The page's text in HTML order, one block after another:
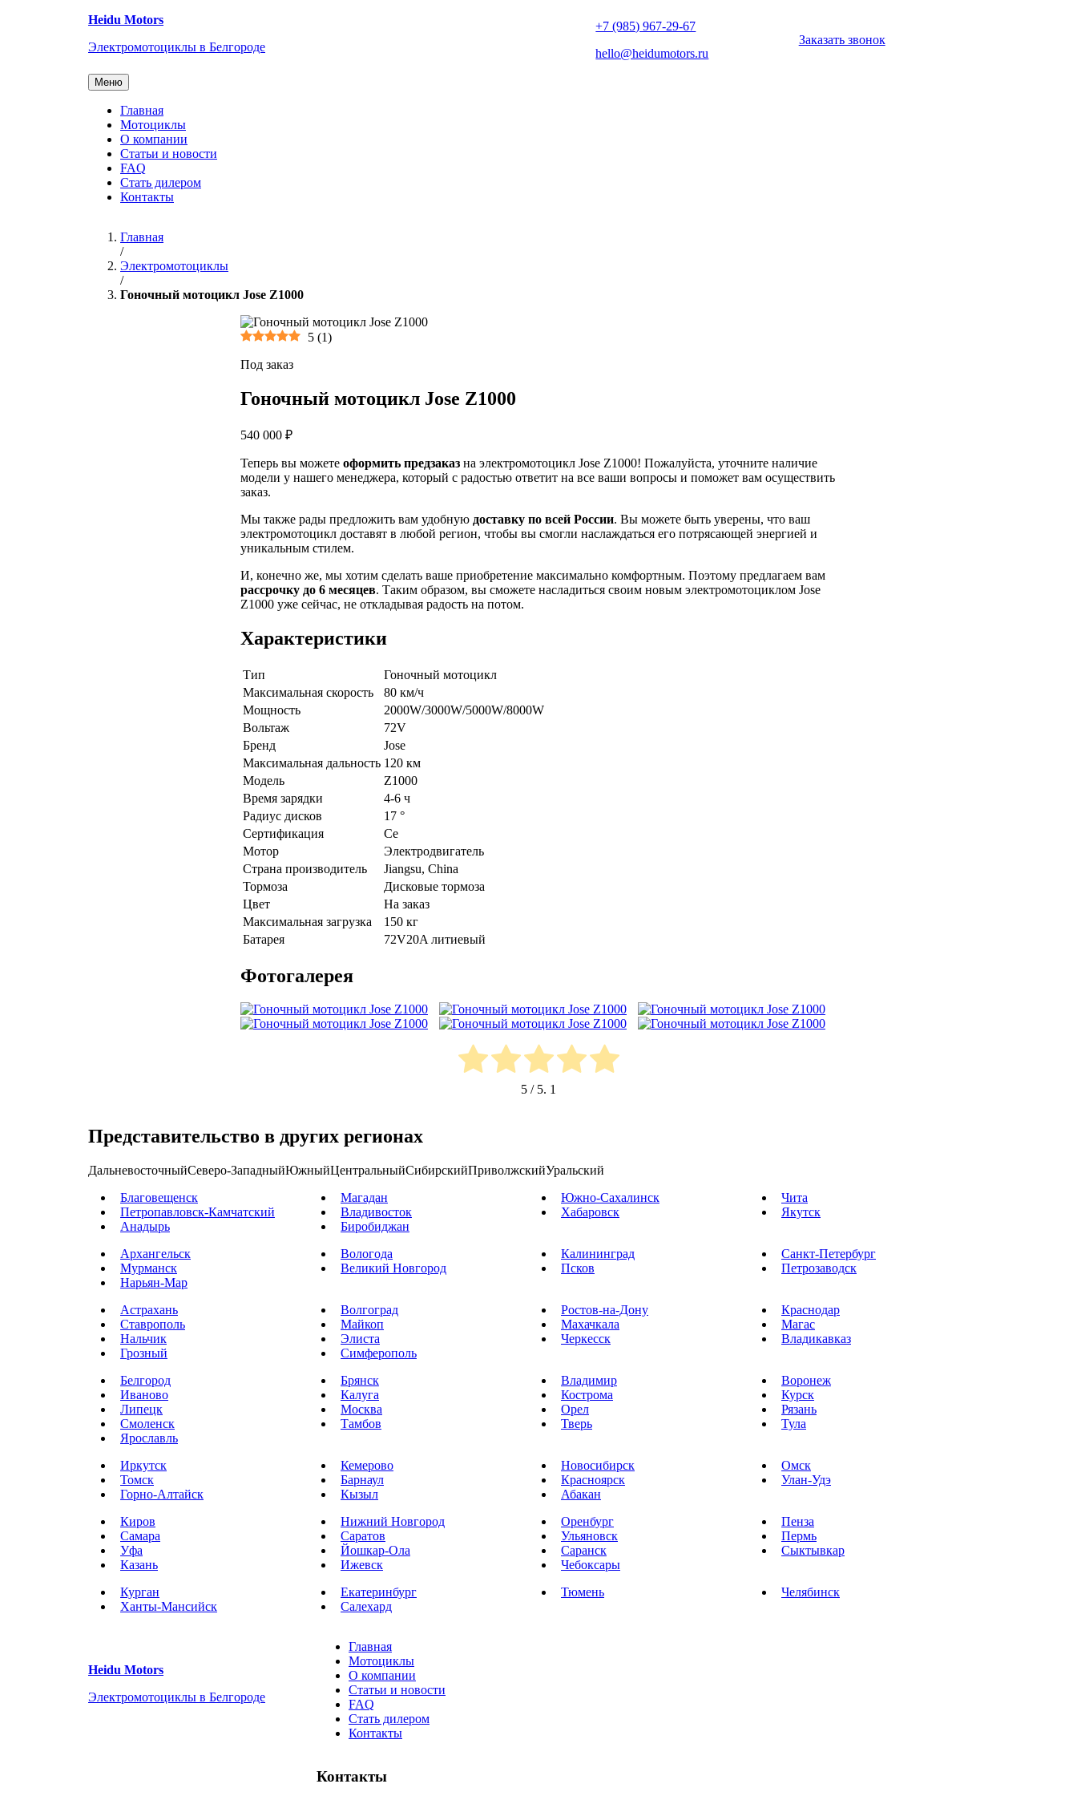
Heidu Motors
Электромотоциклы в Белгороде
+7 (985) 967-29-67
hello@heidumotors.ru
Заказать звонок
Меню
Главная
Мотоциклы
О компании
Статьи и новости
FAQ
Стать дилером
Контакты
Главная
/
Электромотоциклы
/
Гоночный мотоцикл Jose Z1000
5 (1)
Под заказ
Гоночный мотоцикл Jose Z1000
540 000 ₽
Теперь вы можете оформить предзаказ на электромотоцикл Jose Z1000! Пожалуйста, уточните наличие
модели у нашего менеджера, который с радостью ответит на все ваши вопросы и поможет вам осуществить
заказ.
Мы также рады предложить вам удобную доставку по всей России. Вы можете быть уверены, что ваш
электромотоцикл доставят в любой регион, чтобы вы смогли наслаждаться его потрясающей энергией и
уникальным стилем.
И, конечно же, мы хотим сделать ваше приобретение максимально комфортным. Поэтому предлагаем вам
рассрочку до 6 месяцев. Таким образом, вы сможете насладиться своим новым электромотоциклом Jose
Z1000 уже сейчас, не откладывая радость на потом.
Характеристики
Тип
Гоночный мотоцикл
Максимальная скорость
80 км/ч
Мощность
2000W/3000W/5000W/8000W
Вольтаж
72V
Бренд
Jose
Максимальная дальность 120 км
Модель
Z1000
Время зарядки
4-6 ч
Радиус дисков
17 °
Сертификация
Ce
Мотор
Электродвигатель
Страна производитель
Jiangsu, China
Тормоза
Дисковые тормоза
Цвет
На заказ
Максимальная загрузка
150 кг
Батарея
72V20A литиевый
Фотогалерея
5 / 5. 1
Представительство в других регионах
ДальневосточныйСеверо-ЗападныйЮжныйЦентральныйСибирскийПриволжскийУральский
Благовещенск
Магадан Южно-Сахалинск
Чита
Петропавловск-Камчатский
Владивосток Хабаровск
Якутск
Анадырь
Биробиджан
Архангельск
Вологода Калининград
Санкт-Петербург
Мурманск
Великий Новгород Псков
Петрозаводск
Нарьян-Мар
Астрахань
Волгоград Ростов-на-Дону
Краснодар
Ставрополь
Майкоп Махачкала
Магас
Нальчик
Элиста Черкесск
Владикавказ
Грозный
Симферополь
Белгород
Брянск Владимир
Воронеж
Иваново
Калуга Кострома
Курск
Липецк
Москва Орел
Рязань
Смоленск
Тамбов Тверь
Тула
Ярославль
Иркутск
Кемерово Новосибирск
Омск
Томск
Барнаул Красноярск
Улан-Удэ
Горно-Алтайск
Кызыл
Абакан
Киров
Нижний Новгород Оренбург
Пенза
Самара
Саратов Ульяновск
Пермь
Уфа
Йошкар-Ола Саранск
Сыктывкар
Казань
Ижевск
Чебоксары
Курган
Екатеринбург Тюмень
Челябинск
Ханты-Мансийск
Салехард
Heidu Motors
Электромотоциклы в Белгороде
Главная
Мотоциклы
О компании
Статьи и новости
FAQ
Стать дилером
Контакты
Контакты